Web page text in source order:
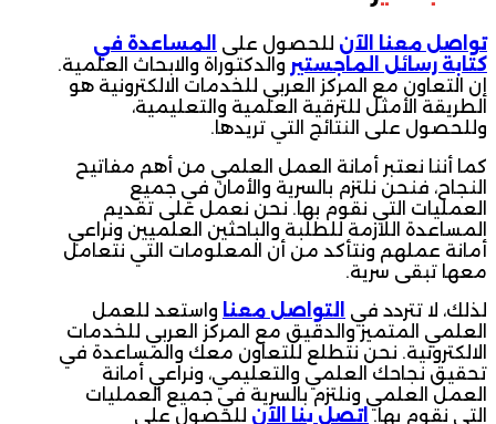
تواصل معنا الآن للحصول على
المساعدة في
كتابة رسائل الماجستير والدكتوراة والابحاث العلمية.
إن التعاون مع المركز العربي للخدمات الالكترونية هو
الطريقة الأمثل للترقية العلمية والتعليمية،
وللحصول على النتائج التي تريدها.
كما أننا نعتبر أمانة العمل العلمي من أهم مفاتيح
النجاح، فنحن نلتزم بالسرية والأمان في جميع
العمليات التي نقوم بها. نحن نعمل على تقديم
المساعدة اللازمة للطلبة والباحثين العلميين ونراعي
أمانة عملهم ونتأكد من أن المعلومات التي نتعامل
معها تبقى سرية.
لذلك، لا تتردد في
التواصل معنا واستعد للعمل
العلمي المتميز والدقيق مع المركز العربي للخدمات
الالكترونية. نحن نتطلع للتعاون معك والمساعدة في
تحقيق نجاحك العلمي والتعليمي، ونراعي أمانة
العمل العلمي ونلتزم بالسرية في جميع العمليات
التي نقوم بها. اتصل بنا الآن للحصول على